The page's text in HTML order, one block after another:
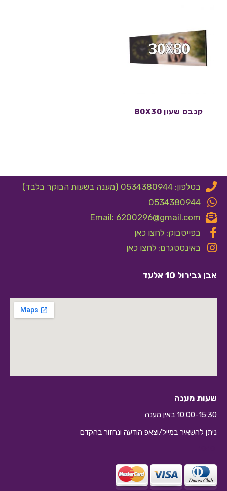
קנבס שעון 80X30
בטלפון: 0534380944 (מענה בשעות הבוקר בלבד)
0534380944
Email: 6200296@gmail.com
בפייסבוק: לחצו כאן
באינסטגרם: לחצו כאן
אבן גבירול 10 אלעד
שעות מענה
10:00-15:30 באין מענה
ניתן להשאיר במייל/וצאפ הודעה ונחזור בהקדם